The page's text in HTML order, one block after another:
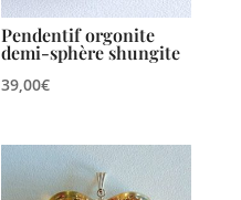
Pendentif orgonite
demi-sphère shungite
39,00€